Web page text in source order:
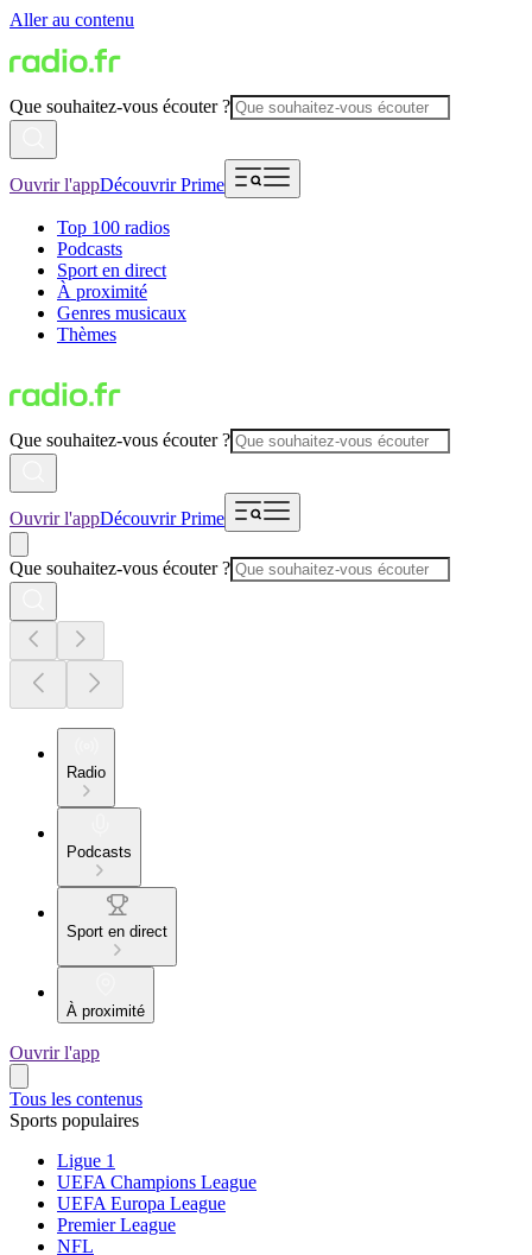
Aller au contenu
Que souhaitez-vous écouter ?
Ouvrir l'appDécouvrir Prime
Top 100 radios
Podcasts
Sport en direct
À proximité
Genres musicaux
Thèmes
Que souhaitez-vous écouter ?
Ouvrir l'appDécouvrir Prime
Que souhaitez-vous écouter ?
Radio
Podcasts
Sport en direct
À proximité
Ouvrir l'app
Tous les contenus
Sports populaires
Ligue 1
UEFA Champions League
UEFA Europa League
Premier League
NFL